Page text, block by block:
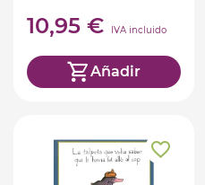
10,95 € IVA incluido
Añadir